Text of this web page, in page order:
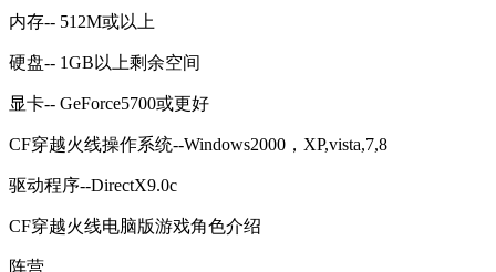
内存-- 512M或以上
硬盘-- 1GB以上剩余空间
显卡-- GeForce5700或更好
CF穿越火线操作系统--Windows2000，XP,vista,7,8
驱动程序--DirectX9.0c
CF穿越火线电脑版游戏角色介绍
阵营